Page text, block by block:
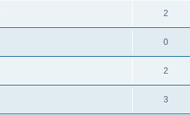
2
0
2
3